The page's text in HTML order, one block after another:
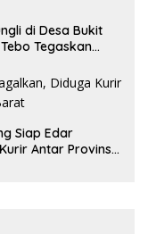
di Desa Bukit
Tegaskan
Siap Edar
Antar Provinsi